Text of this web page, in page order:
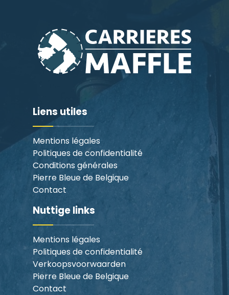
Liens utiles
Mentions légales
Politiques de confidentialité
Conditions générales
Pierre Bleue de Belgique
Contact
Nuttige links
Mentions légales
Politiques de confidentialité
Verkoopsvoorwaarden
Pierre Bleue de Belgique
Contact